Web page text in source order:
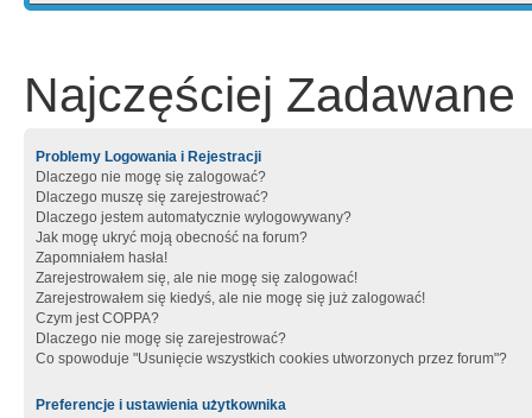
Najczęściej Zadawane
Problemy Logowania i Rejestracji
Dlaczego nie mogę się zalogować?
Dlaczego muszę się zarejestrować?
Dlaczego jestem automatycznie wylogowywany?
Jak mogę ukryć moją obecność na forum?
Zapomniałem hasła!
Zarejestrowałem się, ale nie mogę się zalogować!
Zarejestrowałem się kiedyś, ale nie mogę się już zalogować!
Czym jest COPPA?
Dlaczego nie mogę się zarejestrować?
Co spowoduje "Usunięcie wszystkich cookies utworzonych przez forum"?
Preferencje i ustawienia użytkownika